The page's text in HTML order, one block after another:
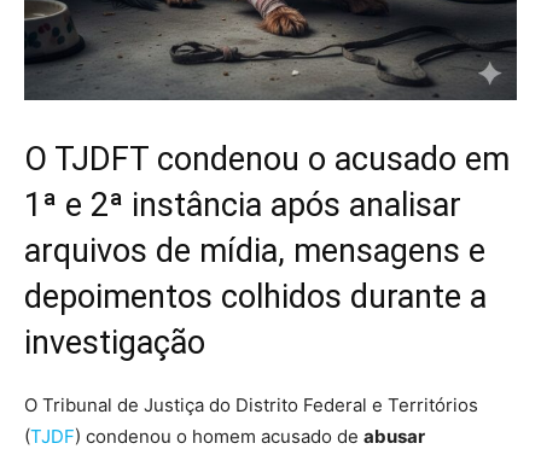
O TJDFT condenou o acusado em
1ª e 2ª instância após analisar
arquivos de mídia, mensagens e
depoimentos colhidos durante a
investigação
O Tribunal de Justiça do Distrito Federal e Territórios
(TJDF) condenou o homem acusado de abusar